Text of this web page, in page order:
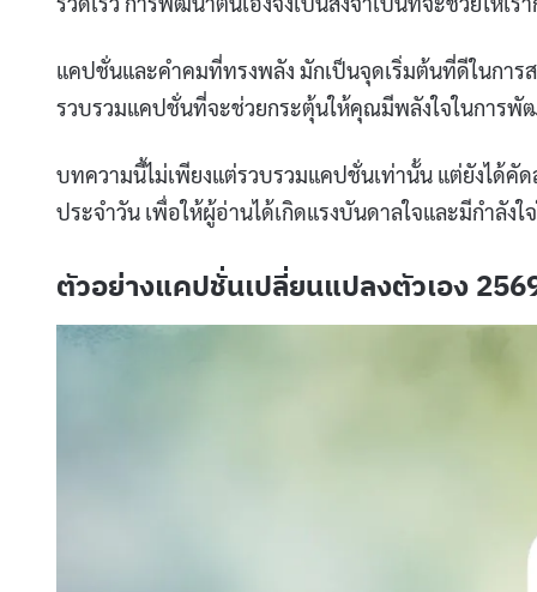
แคปชั่นและคำคมที่ทรงพลัง มักเป็นจุดเริ่มต้นที่ดีในการ
รวบรวมแคปชั่นที่จะช่วยกระตุ้นให้คุณมีพลังใจในการพั
บทความนี้ไม่เพียงแต่รวบรวมแคปชั่นเท่านั้น แต่ยังได้คั
ประจำวัน เพื่อให้ผู้อ่านได้เกิดแรงบันดาลใจและมีกำลังใ
ตัวอย่างแคปชั่นเปลี่ยนแปลงตัวเอง